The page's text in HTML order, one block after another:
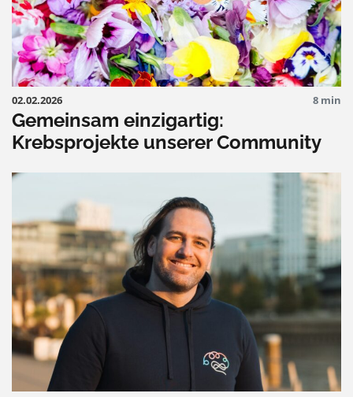
02.02.2026 8 min
Gemeinsam einzigartig:
Krebsprojekte unserer Community